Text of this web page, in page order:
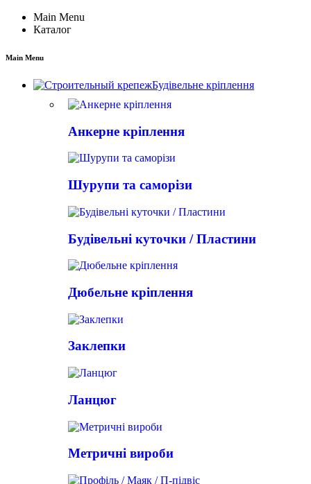
Main Menu
Каталог
Main Menu
Будівельне кріплення
Анкерне кріплення
Шурупи та саморізи
Будівельні куточки / Пластини
Дюбельне кріплення
Заклепки
Ланцюг
Метричні вироби